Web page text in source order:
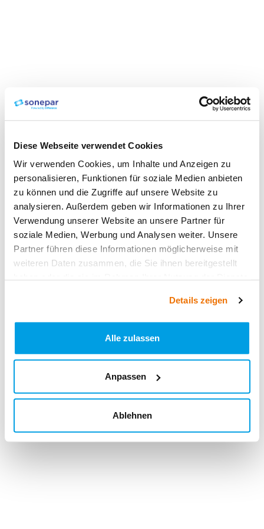
Diese Webseite verwendet Cookies
Wir verwenden Cookies, um Inhalte und Anzeigen zu
personalisieren, Funktionen für soziale Medien anbieten
zu können und die Zugriffe auf unsere Website zu
analysieren. Außerdem geben wir Informationen zu Ihrer
Verwendung unserer Website an unsere Partner für
soziale Medien, Werbung und Analysen weiter. Unsere
Partner führen diese Informationen möglicherweise mit
weiteren Daten zusammen, die Sie ihnen bereitgestellt
Details zeigen
Alle zulassen
Anpassen
Ablehnen